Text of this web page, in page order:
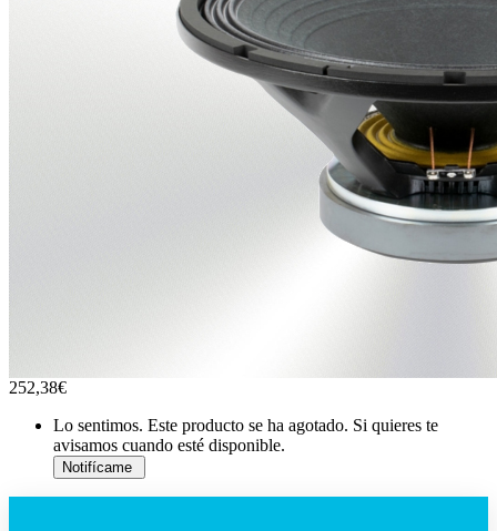
252,38€
Lo sentimos. Este producto se ha agotado. Si quieres te
avisamos cuando esté disponible.